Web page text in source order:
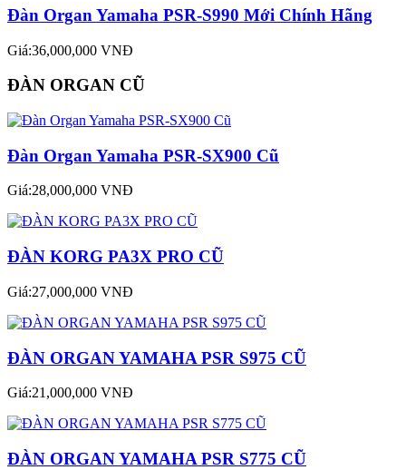
Đàn Organ Yamaha PSR-S990 Mới Chính Hãng
Giá:36,000,000 VNĐ
ĐÀN ORGAN CŨ
Đàn Organ Yamaha PSR-SX900 Cũ
Giá:28,000,000 VNĐ
ĐÀN KORG PA3X PRO CŨ
Giá:27,000,000 VNĐ
ĐÀN ORGAN YAMAHA PSR S975 CŨ
Giá:21,000,000 VNĐ
ĐÀN ORGAN YAMAHA PSR S775 CŨ